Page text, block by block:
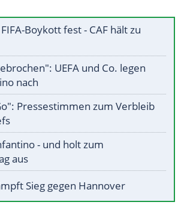
Boykott fest - CAF hält zu
UEFA und Co. legen
nach
Pressestimmen zum Verbleib
- und holt zum
aus
Sieg gegen Hannover